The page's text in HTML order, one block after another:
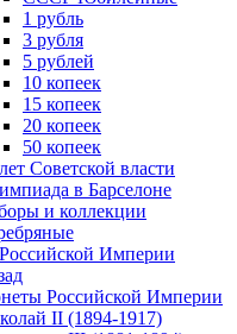
1 рубль
3 рубля
5 рублей
10 копеек
15 копеек
20 копеек
50 копеек
Советской власти
в Барселоне
и коллекции
Империи
Российской Империи
II (1894-1917)